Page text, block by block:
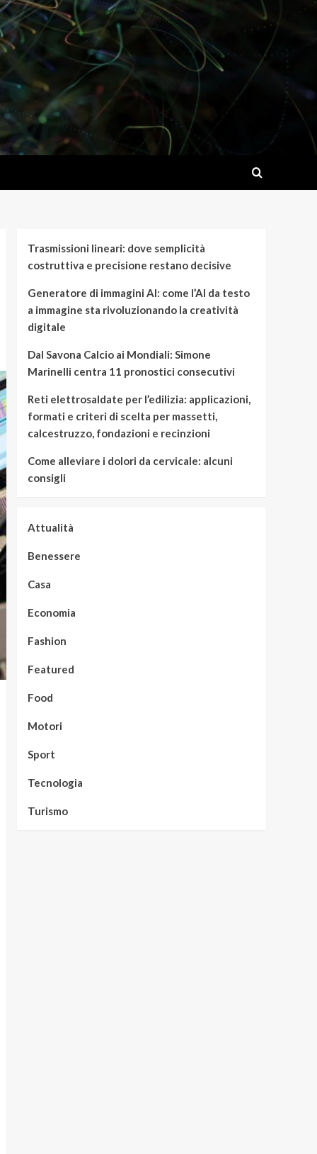
Trasmissioni lineari: dove semplicità
costruttiva e precisione restano decisive
Generatore di immagini AI: come l’AI da testo
a immagine sta rivoluzionando la creatività
digitale
Dal Savona Calcio ai Mondiali: Simone
Marinelli centra 11 pronostici consecutivi
Reti elettrosaldate per l’edilizia: applicazioni,
formati e criteri di scelta per massetti,
calcestruzzo, fondazioni e recinzioni
Come alleviare i dolori da cervicale: alcuni
consigli
Attualità
Benessere
Casa
Economia
Fashion
Featured
Food
Motori
Sport
Tecnologia
Turismo